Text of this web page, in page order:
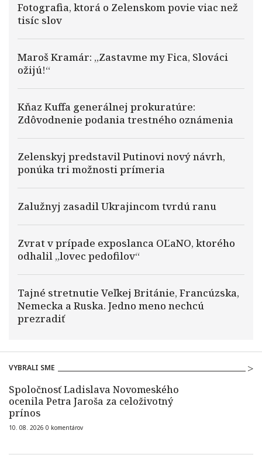
Fotografia, ktorá o Zelenskom povie viac než
tisíc slov
Maroš Kramár: „Zastavme my Fica, Slováci
ožijú!“
Kňaz Kuffa generálnej prokuratúre:
Zdôvodnenie podania trestného oznámenia
Zelenskyj predstavil Putinovi nový návrh,
ponúka tri možnosti prímeria
Zalužnyj zasadil Ukrajincom tvrdú ranu
Zvrat v prípade exposlanca OĽaNO, ktorého
odhalil „lovec pedofilov“
Tajné stretnutie Veľkej Británie, Francúzska,
Nemecka a Ruska. Jedno meno nechcú
prezradiť
VYBRALI SME
Spoločnosť Ladislava Novomeského
ocenila Petra Jaroša za celoživotný
prínos
10. 08. 2026 0 komentárov